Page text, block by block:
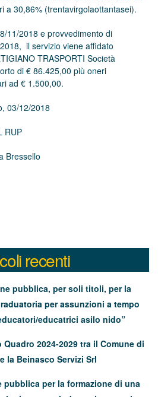
a 30,86% (trentavirgolaottantasei).
11/2018 e provvedimento di
il servizio viene affidato
TRASPORTI Società
di € 86.425,00 più oneri
ad € 1.500,00.
03/12/2018
RUP
Bressello
recenti
pubblica, per soli titoli, per la
per assunzioni a tempo
educatrici asilo nido”
Quadro 2024-2029 tra il Comune di
e la Beinasco Servizi Srl
pubblica per la formazione di una